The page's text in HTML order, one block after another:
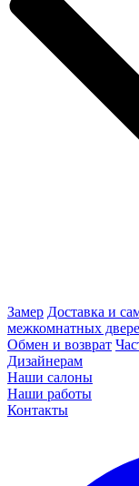
Замер Доставка и
межкомнатных
Обмен и возврат
Дизайнерам
Наши салоны
Наши работы
Контакты